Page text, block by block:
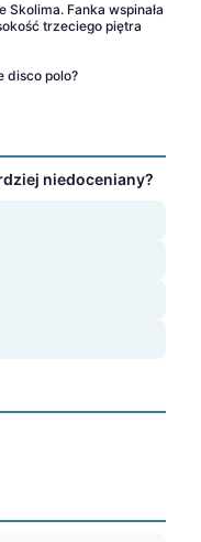
Fanka wspinała
trzeciego piętra
disco polo?
niedoceniany?